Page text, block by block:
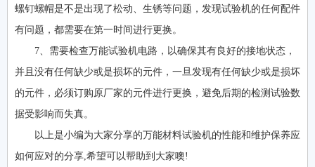
螺钉螺帽是不是出现了松动、生锈等问题，发现试验机的任何配件
有问题，都需要在第一时间进行更换。
7、需要检查万能试验机电路，以确保其有良好的接地状态，
并且没有任何缺少或是损坏的元件，一旦发现有任何缺少或是损坏
的元件，必须订购原厂家的元件进行更换，避免后期的检测试验数
据受影响而失真。
以上是小编为大家分享的万能材料试验机的性能和维护保养应
如何应对的分享,希望可以帮助到大家噢!